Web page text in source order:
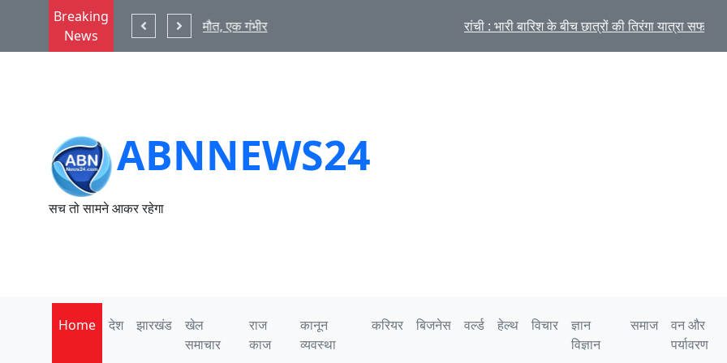
Breaking
News
रांची : भारी बारिश के बीच छात्रों की तिरंगा यात्रा सफल
ABNNEWS24
सच तो सामने आकर रहेगा
Home देश झारखंड
खेल
समाचार
राज
काज
कानून
व्यवस्था
करियर बिजनेस वर्ल्ड हेल्थ विचार
ज्ञान
विज्ञान
समाज
वन और
पर्यावरण